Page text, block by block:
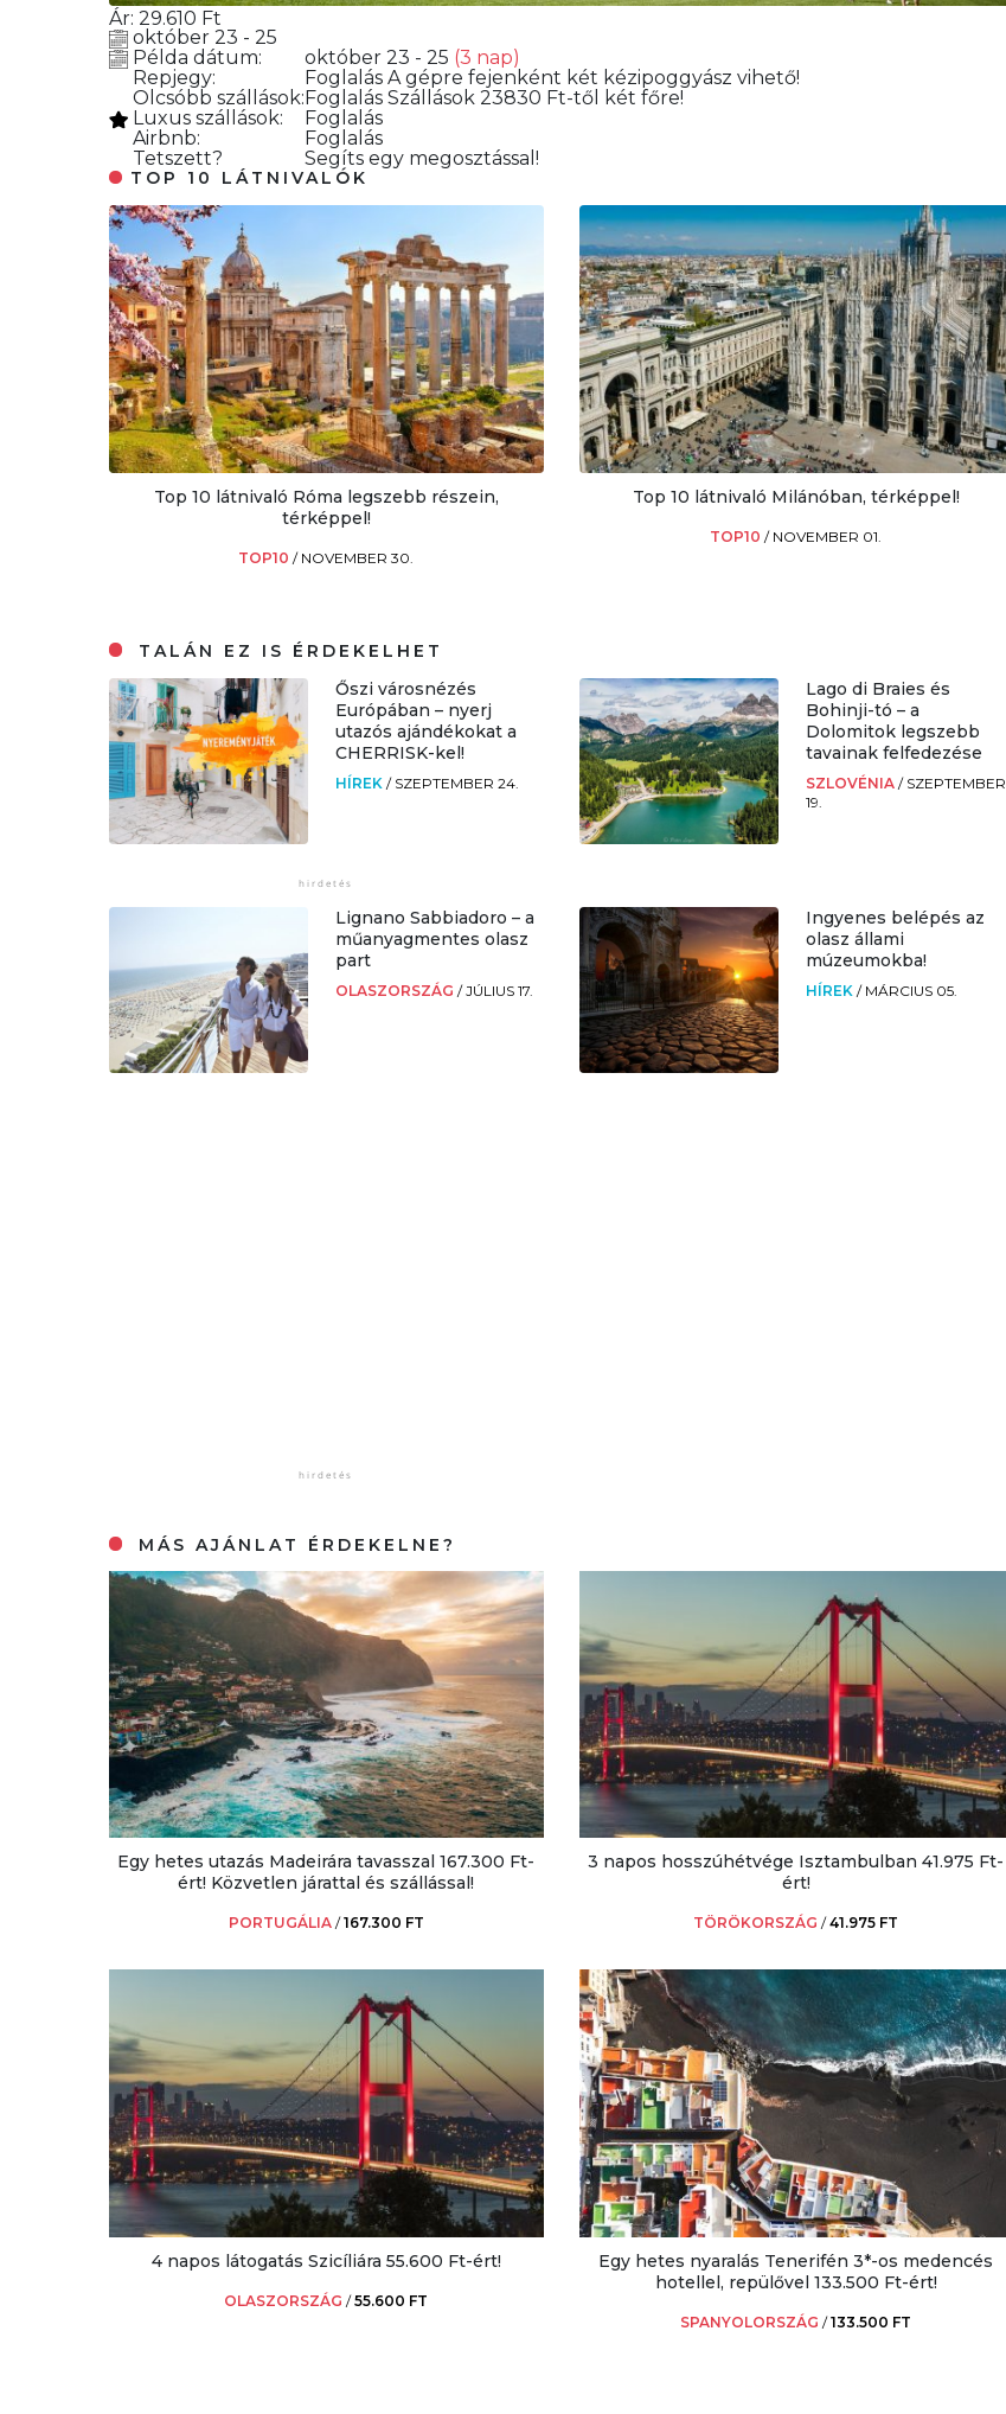
Ár: 29.610 Ft
október 23 - 25
Példa dátum:
október 23 - 25 (3 nap)
Repjegy:
Foglalás A gépre fejenként két kézipoggyász vihető!
Olcsóbb szállások: Foglalás Szállások 23830 Ft-től két főre!
Luxus szállások:
Foglalás
Airbnb:
Foglalás
Tetszett?
Segíts egy megosztással!
TOP 10 LÁTNIVALÓK
Top 10 látnivaló Róma legszebb részein,
térképpel!
TOP10/ NOVEMBER 30.
Top 10 látnivaló Milánóban, térképpel!
TOP10/ NOVEMBER 01.
TALÁN EZ IS ÉRDEKELHET
Őszi városnézés
Európában – nyerj
utazós ajándékokat a
CHERRISK-kel!
HÍREK/ SZEPTEMBER 24.
Lago di Braies és
Bohinji-tó – a
Dolomitok legszebb
tavainak felfedezése
SZLOVÉNIA / SZEPTEMBER
19.
Lignano Sabbiadoro – a
műanyagmentes olasz
part
OLASZORSZÁG/JÚLIUS 17.
Ingyenes belépés az
olasz állami
múzeumokba!
HÍREK / MÁRCIUS 05.
MÁS AJÁNLAT ÉRDEKELNE?
Egy hetes utazás Madeirára tavasszal 167.300 Ft-
ért! Közvetlen járattal és szállással!
PORTUGÁLIA /167.300 FT
3 napos hosszúhétvége Isztambulban 41.975 Ft-
ért!
TÖRÖKORSZÁG /41.975 FT
4 napos látogatás Szicíliára 55.600 Ft-ért!
OLASZORSZÁG /55.600 FT
Egy hetes nyaralás Tenerifén 3*-os medencés
hotellel, repülővel 133.500 Ft-ért!
SPANYOLORSZÁG /133.500 FT